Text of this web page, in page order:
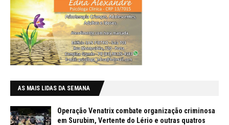
AS MAIS LIDAS DA SEMANA
Operação Venatrix combate organização criminosa
em Surubim, Vertente do Lério e outras quatros